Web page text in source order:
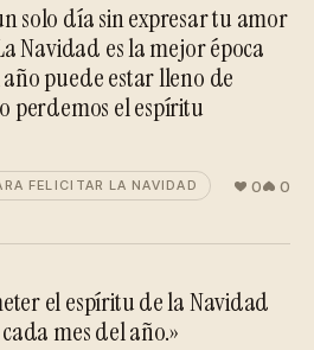
solo día sin expresar tu amor
Navidad es la mejor época
puede estar lleno de
perdemos el espíritu
FELICITAR LA NAVIDAD 0 0
el espíritu de la Navidad
mes del año.»